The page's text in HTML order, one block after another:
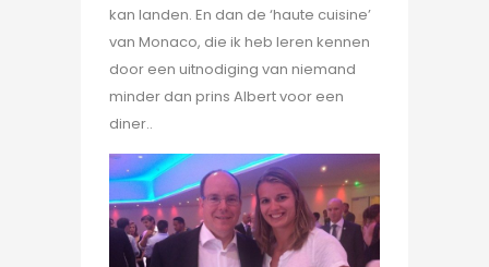
kan landen. En dan de ‘haute cuisine’
van Monaco, die ik heb leren kennen
door een uitnodiging van niemand
minder dan prins Albert voor een
diner..